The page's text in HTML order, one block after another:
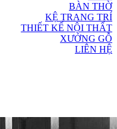
BÀN THỜ
KỆ TRANG TRÍ
THIẾT KẾ NỘI THẤT
XƯỞNG GỖ
LIÊN HỆ